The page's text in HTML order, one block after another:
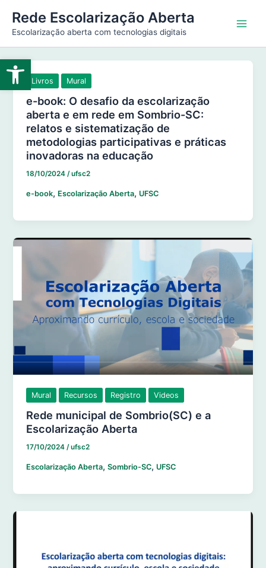
Abrir a barra de ferramentas
para
conteúdo
Rede Escolarização Aberta
Escolarização aberta com tecnologias digitais
Livros Mural
e-book: O desafio da escolarização
aberta e em rede em Sombrio-SC:
relatos e sistematização de
metodologias participativas e práticas
inovadoras na educação
18/10/2024/ufsc2
e-book, Escolarização Aberta, UFSC
Mural Recursos Registro Videos
Rede municipal de Sombrio(SC) e a
Escolarização Aberta
17/10/2024/ufsc2
Escolarização Aberta,Sombrio-SC, UFSC